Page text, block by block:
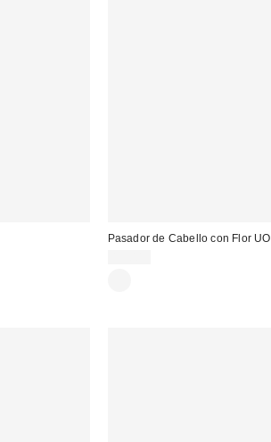
Pasador de Cabello con Flor UO